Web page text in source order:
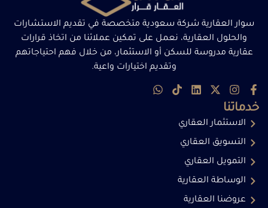
سوار العقارية شركة سعودية متخصصة في تقديم الاستشارات
والحلول العقارية، نعمل على تمكين عملائنا من اتخاذ قرارات
عقارية مدروسة للسكن أو الاستثمار، من خلال فهم احتياجاتهم
وتقديم اختيارات واعية.
خدماتنا
الاستثمار العقاري
التسويق العقاري
التمويل العقاري
الوساطة العقارية
عروضنا العقارية